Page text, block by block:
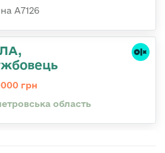
А7126
грн
область